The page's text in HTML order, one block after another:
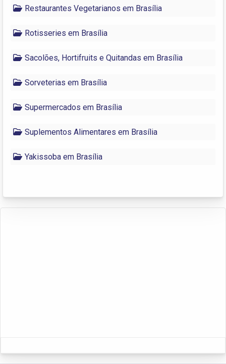
Restaurantes Vegetarianos em Brasília
Rotisseries em Brasília
Sacolões, Hortifruits e Quitandas em Brasília
Sorveterias em Brasília
Supermercados em Brasília
Suplementos Alimentares em Brasília
Yakissoba em Brasília